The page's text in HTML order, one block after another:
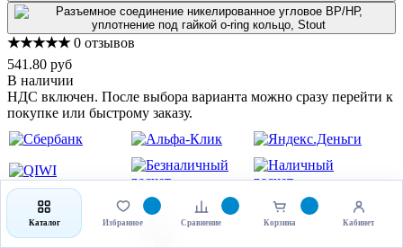
★★★★★ 0 отзывов
541.80 руб
В наличии
НДС включен. После выбора варианта можно сразу перейти к
покупке или быстрому заказу.
Каталог Избранное Сравнение Корзина Кабинет